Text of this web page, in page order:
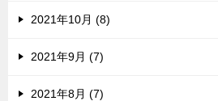
2021年10月 (8)
2021年9月 (7)
2021年8月 (7)